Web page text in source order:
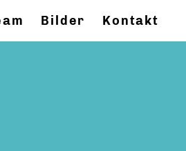
Bilder Kontakt